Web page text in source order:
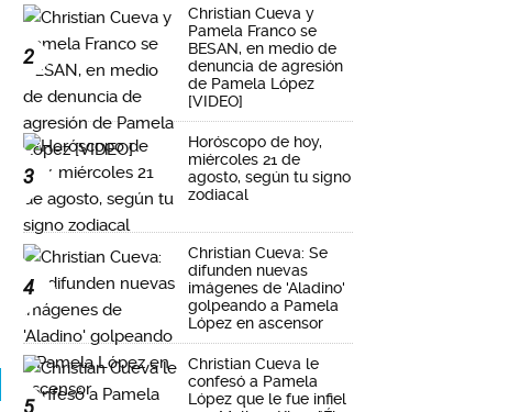
2
Christian Cueva y
Pamela Franco se
BESAN, en medio de
denuncia de agresión
de Pamela López
[VIDEO]
3
Horóscopo de hoy,
miércoles 21 de
agosto, según tu signo
zodiacal
4
Christian Cueva: Se
difunden nuevas
imágenes de 'Aladino'
golpeando a Pamela
López en ascensor
5
Christian Cueva le
confesó a Pamela
López que le fue infiel